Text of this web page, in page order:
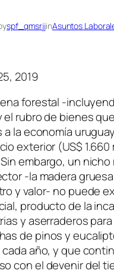
spf_qmsrjjinAsuntos
2019
forestal -
el rubro de bienes
a la economía
exterior (US$ 1.660
embargo, un
-la madera
y valor- no puede
producto de la
y aserraderos
de pinos y
año, y que
con el devenir del